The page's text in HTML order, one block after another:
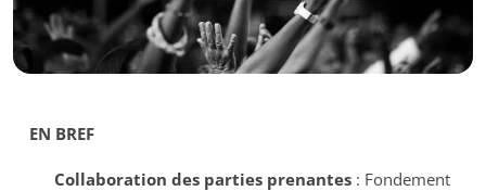
EN BREF
Collaboration des parties prenantes: Fondement